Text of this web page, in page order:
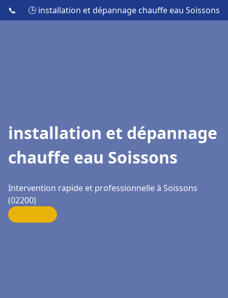
📞 🕒 installation et dépannage chauffe eau Soissons
installation et dépannage
chauffe eau Soissons
Intervention rapide et professionnelle à Soissons
(02200)